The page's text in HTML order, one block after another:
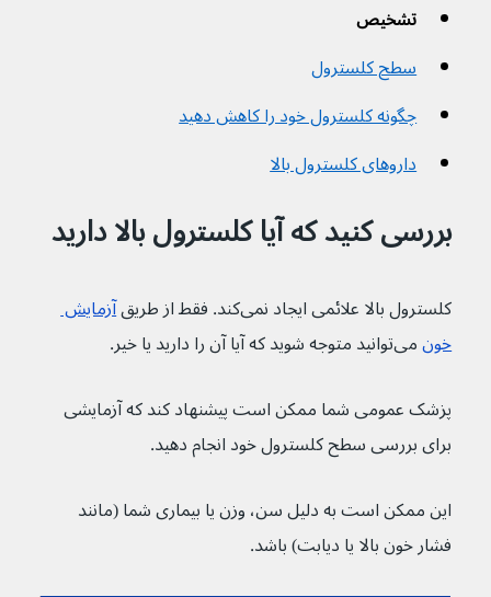
تشخیص
سطح کلسترول
چگونه کلسترول خود را کاهش دهید
داروهای کلسترول بالا
بررسی کنید که آیا کلسترول بالا دارید
کلسترول بالا علائمی ایجاد نمی‌کند. فقط از طریق
آزمایش
خون می‌توانید متوجه شوید که آیا آن را دارید یا خیر.
پزشک عمومی شما ممکن است پیشنهاد کند که آزمایشی
برای بررسی سطح کلسترول خود انجام دهید.
این ممکن است به دلیل سن، وزن یا بیماری شما (مانند
فشار خون بالا یا دیابت) باشد.